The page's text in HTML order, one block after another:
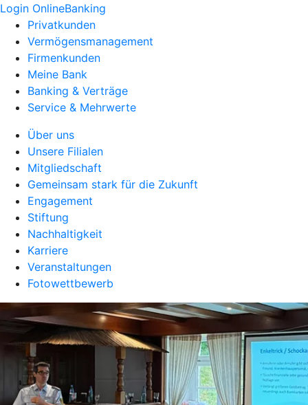
Login OnlineBanking
Privatkunden
Vermögensmanagement
Firmenkunden
Meine Bank
Banking & Verträge
Service & Mehrwerte
Über uns
Unsere Filialen
Mitgliedschaft
Gemeinsam stark für die Zukunft
Engagement
Stiftung
Nachhaltigkeit
Karriere
Veranstaltungen
Fotowettbewerb